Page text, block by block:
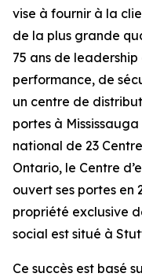
vise à fournir à la
de la plus grande
75 ans de
performance, de
un centre de
portes à
national de 23
Ontario, le Centre
ouvert ses portes en
propriété exclusive
social est situé à
Ce succès est basé